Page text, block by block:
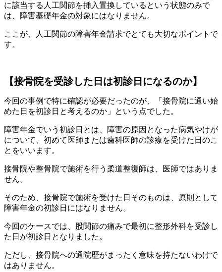
に該当する人工関節を挿入置換しているという状態のみで
は、障害基礎年金の対象にはなりません。
ここが、人工関節の障害年金請求でとても大切なポイントで
す。
【接骨院を受診した日は初診日になるのか】
今回の事例で特に確認が必要だったのが、「接骨院に通い始
めた日を初診日と考えるのか」という点でした。
障害年金でいう初診日とは、障害の原因となった病気やけが
について、初めて医師または歯科医師の診療を受けた日のこ
とをいいます。
接骨院や整骨院で施術を行う柔道整復師は、医師ではありま
せん。
そのため、接骨院で施術を受けた日そのものは、原則として
障害年金の初診日にはなりません。
今回のケースでは、股関節の痛みで最初に整形外科を受診し
た日が初診日となりました。
ただし、接骨院への通院歴がまったく意味を持たないわけで
はありません。